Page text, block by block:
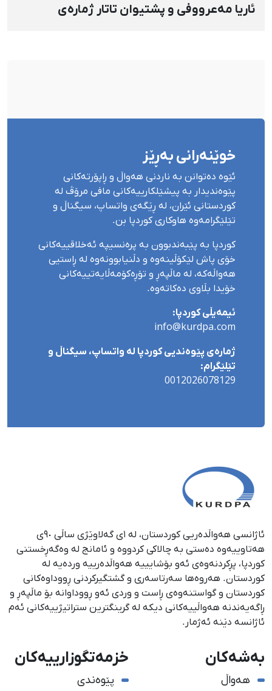
ئاریا مەعرووفی و پشتیوان تاتار ژمارەی
خوێنەرانی بەڕێز
ئێوە دەتوانن بە ناردنی هەواڵ و ڕاپۆرتەکانی
پێوەندیدار بە پیشێلکارییەکانی مافی مرۆڤ لە
کوردستانی ئێران، لە ڕێگەی واتساپ، سیگناڵ و
تێلێگرامەوە هاوکاری کوردپا بن.
کوردپا بە پێبەندبوون بە پرەنسیپە ئەخلاقییەکانی
خۆی پاش لێکۆڵینەوە و دڵنیابوونەوە لە ڕاستیی
هەواڵەکە، لە ماڵپەڕ و تۆڕەکۆمەڵایەتییەکانی
خۆیدا بڵاوی دەکاتەوە.
ئیمەیڵی کوردپا:
info@kurdpa.com
ژمارەی پێوەندیی کوردپا لە واتساپ، سیگناڵ و
تێلێگرام:
0012026078129
ئاژانسی هەواڵدەریی کوردستان، لە ١ی گەلاوێژی ساڵی ٩٠ی
هەتاوییەوە دەستی بە چالاکی کردووە و ئامانج لە وەگەڕخستنی
كوردپا، پڕكردنەوەی ئەو بۆشایییە هەواڵدەرییە وردەیە لە
كوردستان. هەروەها سەرتاسەری و گشتگیركردنی ڕووداوەكانی
كوردستان و گواستنەوەی ڕاست و وردی ئەو ڕووداوانە بۆ ماڵپەڕ و
ڕاگەیەندنە هەواڵییەكانی دیكە لە گرینگترین ستراتیژییەكانی ئەم
ئاژانسە دێنە ئەژمار.
بەشەکان
هەواڵ
خزمەتگوزارییەکان
پێوەندی